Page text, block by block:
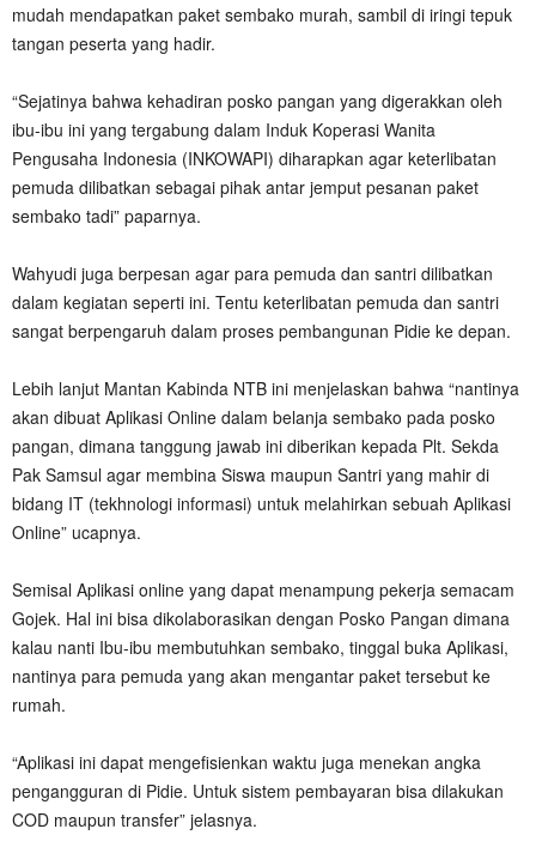
mudah mendapatkan paket sembako murah, sambil di iringi tepuk
tangan peserta yang hadir.
“Sejatinya bahwa kehadiran posko pangan yang digerakkan oleh
ibu-ibu ini yang tergabung dalam Induk Koperasi Wanita
Pengusaha Indonesia (INKOWAPI) diharapkan agar keterlibatan
pemuda dilibatkan sebagai pihak antar jemput pesanan paket
sembako tadi” paparnya.
Wahyudi juga berpesan agar para pemuda dan santri dilibatkan
dalam kegiatan seperti ini. Tentu keterlibatan pemuda dan santri
sangat berpengaruh dalam proses pembangunan Pidie ke depan.
Lebih lanjut Mantan Kabinda NTB ini menjelaskan bahwa “nantinya
akan dibuat Aplikasi Online dalam belanja sembako pada posko
pangan, dimana tanggung jawab ini diberikan kepada Plt. Sekda
Pak Samsul agar membina Siswa maupun Santri yang mahir di
bidang IT (tekhnologi informasi) untuk melahirkan sebuah Aplikasi
Online” ucapnya.
Semisal Aplikasi online yang dapat menampung pekerja semacam
Gojek. Hal ini bisa dikolaborasikan dengan Posko Pangan dimana
kalau nanti Ibu-ibu membutuhkan sembako, tinggal buka Aplikasi,
nantinya para pemuda yang akan mengantar paket tersebut ke
rumah.
“Aplikasi ini dapat mengefisienkan waktu juga menekan angka
pengangguran di Pidie. Untuk sistem pembayaran bisa dilakukan
COD maupun transfer” jelasnya.